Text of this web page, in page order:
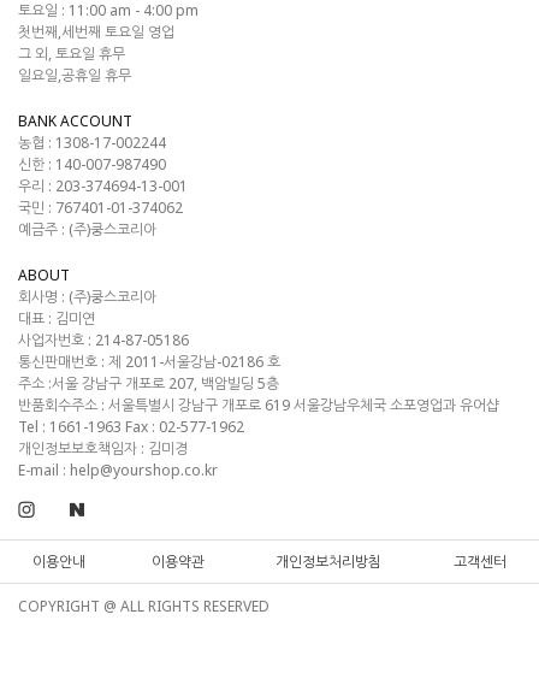
토요일 : 11:00 am - 4:00 pm
첫번째,세번째 토요일 영업
그 외, 토요일 휴무
일요일,공휴일 휴무
BANK ACCOUNT
농협 : 1308-17-002244
신한 : 140-007-987490
우리 : 203-374694-13-001
국민 : 767401-01-374062
예금주 : (주)쿵스코리아
ABOUT
회사명 : (주)쿵스코리아
대표 : 김미연
사업자번호 : 214-87-05186
통신판매번호 : 제 2011-서울강남-02186 호
주소 :서울 강남구 개포로 207, 백암빌딩 5층
반품회수주소 : 서울특별시 강남구 개포로 619 서울강남우체국 소포영업과 유어샵
Tel : 1661-1963 Fax : 02-577-1962
개인정보보호책임자 : 김미경
E-mail : help@yourshop.co.kr
이용안내 이용약관 개인정보처리방침 고객센터
COPYRIGHT @ ALL RIGHTS RESERVED